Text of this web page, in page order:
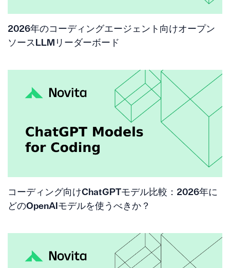
2026年のコーディングエージェント向けオープン
ソースLLMリーダーボード
コーディング向けChatGPTモデル比較：2026年に
どのOpenAIモデルを使うべきか？